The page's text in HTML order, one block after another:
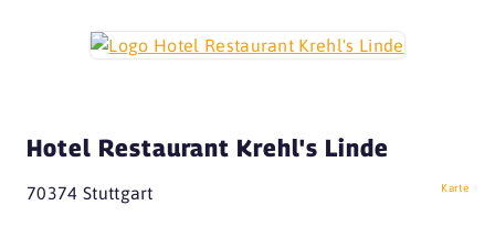
Hotel Restaurant Krehl's Linde
70374 Stuttgart Karte